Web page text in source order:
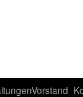
Vorstand